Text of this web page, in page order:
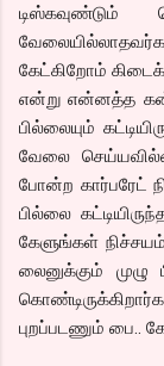
கேட்கிறோம்
என்று என்னத்த
பில்லையும்
வேலை
போன்ற கார்பரேட்
பில்லை
கேளுங்கள்
லைனுக்கும்
புறப்படணும் பை..